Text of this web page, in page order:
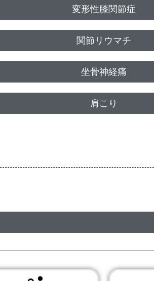
変形性膝関節症
関節リウマチ
坐骨神経痛
肩こり